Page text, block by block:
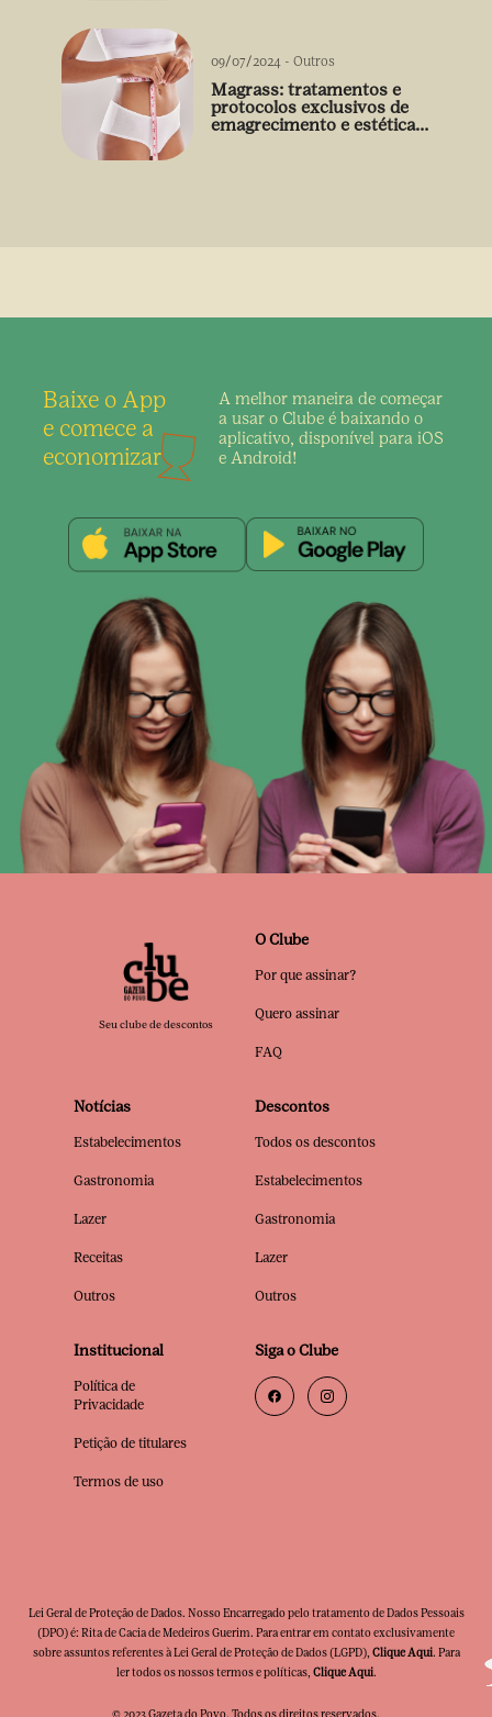
09/07/2024 - Outros
Magrass: tratamentos e
protocolos exclusivos de
emagrecimento e estética
Baixe o App
e comece a
economizar
A melhor maneira de começar
a usar o Clube é baixando o
aplicativo, disponível para iOS
e Android!
Seu clube de descontos
O Clube
Por que assinar?
Quero assinar
FAQ
Notícias
Estabelecimentos
Gastronomia
Lazer
Receitas
Outros
Descontos
Todos os descontos
Estabelecimentos
Gastronomia
Lazer
Outros
Institucional
Política de
Privacidade
Petição de titulares
Termos de uso
Siga o Clube
Lei Geral de Proteção de Dados. Nosso Encarregado pelo tratamento de Dados Pessoais
(DPO) é: Rita de Cacia de Medeiros Guerim. Para entrar em contato exclusivamente
sobre assuntos referentes à Lei Geral de Proteção de Dados (LGPD), Clique Aqui. Para
ler todos os nossos termos e políticas, Clique Aqui.
© 2023 Gazeta do Povo. Todos os direitos reservados.